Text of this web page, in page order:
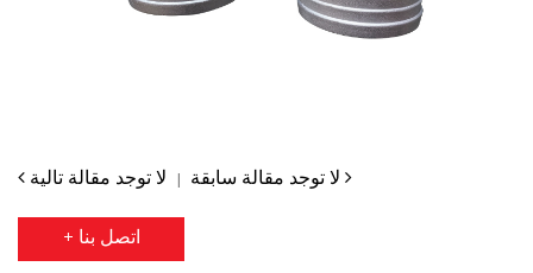
لا توجد مقالة سابقة
+ اتصل بنا